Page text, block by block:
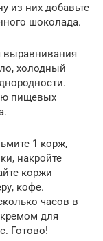
из них добавьте
шоколада.
выравнивания
холодный
пищевых
1 корж,
накройте
коржи
кофе.
часов в
для
Готово!